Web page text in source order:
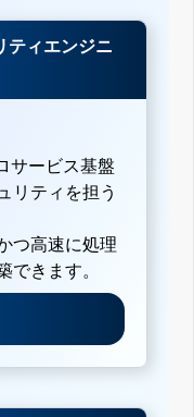
ティエンジニ
サービス基盤
リティを担う
つ高速に処理
できます。